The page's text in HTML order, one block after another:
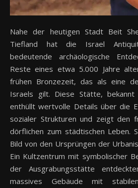
Nahe der heutigen Stadt Beit Shemesh im judäischen
Tiefland hat die Israel
bedeutende archäologische
Reste eines etwa 5.000 Jahre
frühen Bronzezeit, das als eine
Israels gilt. Diese Stätte,
enthüllt wertvolle Details über die
sozialer Strukturen und zeigt den
dörflichen zum städtischen Leben.
Bild von den Ursprüngen der
Ein Kultzentrum mit symbolischer
der Ausgrabungsstätte
massives Gebäude mit